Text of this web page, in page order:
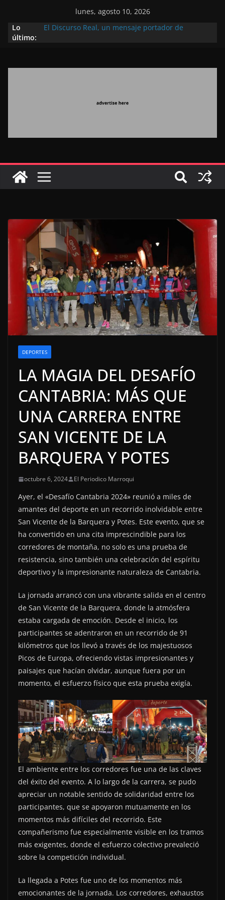
lunes, agosto 10, 2026
Lo
último:
El Discurso Real, un mensaje portador de
Extranjero: al servicio de los grandes proyectos de
Marruecos gracias a una visión estratégica
destinada a consolidar la posición de Marruecos
en una economía mundial competitiva (politólogo
marroquí-estadounidense)
DEPORTES
LA MAGIA DEL DESAFÍO
CANTABRIA: MÁS QUE
UNA CARRERA ENTRE
SAN VICENTE DE LA
BARQUERA Y POTES
octubre 6, 2024 El Periodico Marroqui
Ayer, el «Desafío Cantabria 2024» reunió a miles de
amantes del deporte en un recorrido inolvidable entre
San Vicente de la Barquera y Potes. Este evento, que se
ha convertido en una cita imprescindible para los
corredores de montaña, no solo es una prueba de
resistencia, sino también una celebración del espíritu
deportivo y la impresionante naturaleza de Cantabria.
La jornada arrancó con una vibrante salida en el centro
de San Vicente de la Barquera, donde la atmósfera
estaba cargada de emoción. Desde el inicio, los
participantes se adentraron en un recorrido de 91
kilómetros que los llevó a través de los majestuosos
Picos de Europa, ofreciendo vistas impresionantes y
paisajes que hacían olvidar, aunque fuera por un
momento, el esfuerzo físico que esta prueba exigía.
El ambiente entre los corredores fue una de las claves
del éxito del evento. A lo largo de la carrera, se pudo
apreciar un notable sentido de solidaridad entre los
participantes, que se apoyaron mutuamente en los
momentos más difíciles del recorrido. Este
compañerismo fue especialmente visible en los tramos
más exigentes, donde el esfuerzo colectivo prevaleció
sobre la competición individual.
La llegada a Potes fue uno de los momentos más
emocionantes de la jornada. Los corredores, exhaustos